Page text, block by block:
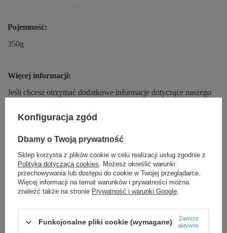
Pojemność:
350g
Więcej informacji:
Jeśli chcesz otrzymać dodatkowe informacje dotyczące naszego
Niektóre marki decydują się na zamianę składników pewnych
mieć pewność, że otrzymasz dokładny opis żądanego produktu,
żywności.
Forma Pakowania P
Konfiguracja zgód
Dbamy o Twoją prywatność
Sklep korzysta z plików cookie w celu realizacji usług zgodnie z
Polityką dotyczącą cookies. Możesz określić warunki
przechowywania lub dostępu do cookie w Twojej przeglądarce.
Więcej informacji na temat warunków i prywatności można
znaleźć także na stronie Prywatność i warunki Google.
Funkcjonalne pliki cookie (wymagane)
Zawsze
aktywne